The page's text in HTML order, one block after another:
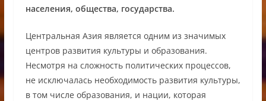
населения, общества, государства.
Центральная Азия является одним из значимых
центров развития культуры и образования.
Несмотря на сложность политических процессов,
не исключалась необходимость развития культуры,
в том числе образования, и нации, которая